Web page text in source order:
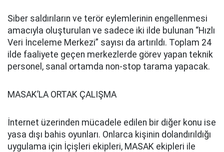
Siber saldırıların ve terör eylemlerinin engellenmesi
amacıyla oluşturulan ve sadece iki ilde bulunan “Hızlı
Veri İnceleme Merkezi” sayısı da artırıldı. Toplam 24
ilde faaliyete geçen merkezlerde görev yapan teknik
personel, sanal ortamda non-stop tarama yapacak.
MASAK’LA ORTAK ÇALIŞMA
İnternet üzerinden mücadele edilen bir diğer konu ise
yasa dışı bahis oyunları. Onlarca kişinin dolandırıldığı
uygulama için İçişleri ekipleri, MASAK ekipleri ile